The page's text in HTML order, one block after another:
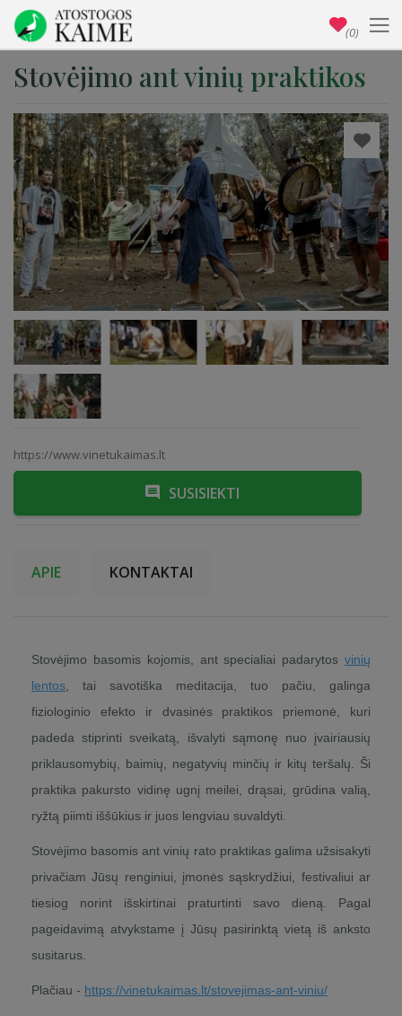
Stovėjimo ant vinių praktikos
https://www.vinetukaimas.lt
SUSISIEKTI
APIE KONTAKTAI
Stovėjimo basomis kojomis, ant specialiai padarytos vinių
lentos , tai savotiška meditacija, tuo pačiu, galinga
fiziologinio efekto ir dvasinės praktikos priemonė, kuri
padeda stiprinti sveikatą, išvalyti sąmonę nuo įvairiausių
priklausomybių, baimių, negatyvių minčių ir kitų teršalų. Ši
praktika pakursto vidinę ugnį meilei, drąsai, grūdina valią,
ryžtą piimti iššūkius ir juos lengviau suvaldyti.
Stovėjimo basomis ant vinių rato praktikas galima užsisakyti
privačiam Jūsų renginiui, įmonės sąskrydžiui, festivaliui ar
tiesiog norint išskirtinai praturtinti savo dieną. Pagal
pageidavimą atvykstame į Jūsų pasirinktą vietą iš anksto
susitarus.
Plačiau - https://vinetukaimas.lt/stovejimas-ant-viniu/
(0)